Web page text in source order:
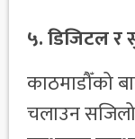
५. डिजिटल र
काठमाडौँको
चलाउन